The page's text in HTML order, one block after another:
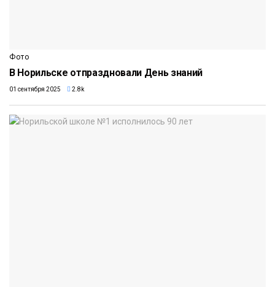
Фото
В Норильске отпраздновали День знаний
01 сентября 2025 2.8k